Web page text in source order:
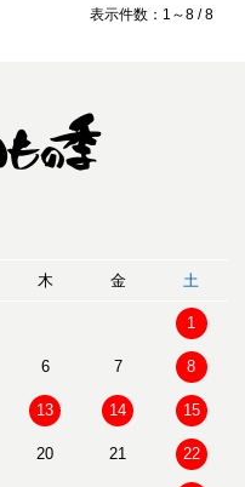
表示件数：1～8 / 8
木 金 土
1
6 7 8
13 14 15
20 21 22